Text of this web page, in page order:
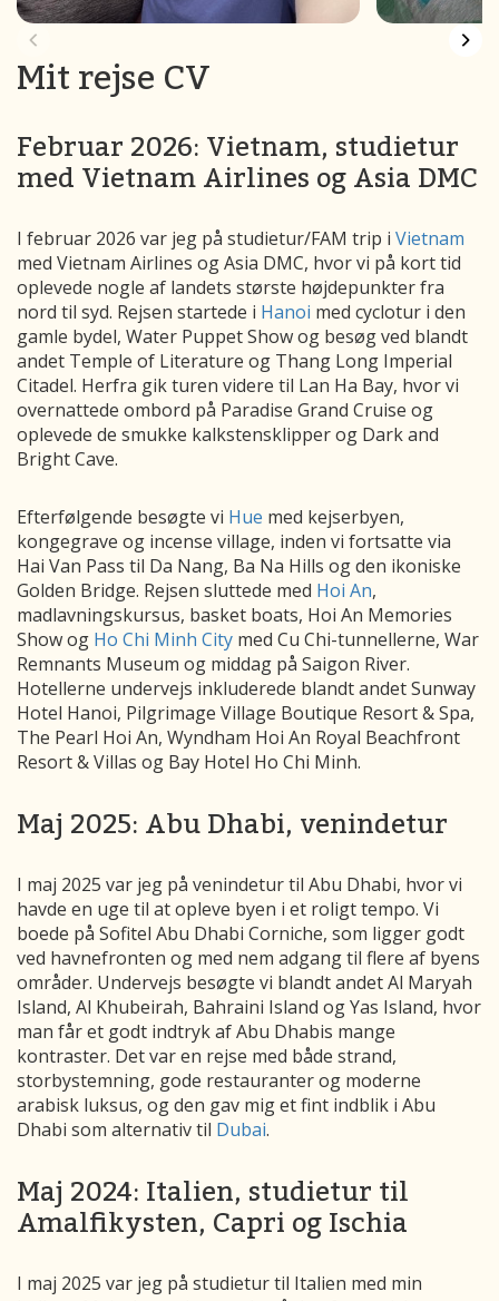
Mit rejse CV
Februar 2026: Vietnam, studietur
med Vietnam Airlines og Asia DMC
I februar 2026 var jeg på studietur/FAM trip i Vietnam
med Vietnam Airlines og Asia DMC, hvor vi på kort tid
oplevede nogle af landets største højdepunkter fra
nord til syd. Rejsen startede i Hanoi med cyclotur i den
gamle bydel, Water Puppet Show og besøg ved blandt
andet Temple of Literature og Thang Long Imperial
Citadel. Herfra gik turen videre til Lan Ha Bay, hvor vi
overnattede ombord på Paradise Grand Cruise og
oplevede de smukke kalkstensklipper og Dark and
Bright Cave.
Efterfølgende besøgte vi Hue med kejserbyen,
kongegrave og incense village, inden vi fortsatte via
Hai Van Pass til Da Nang, Ba Na Hills og den ikoniske
Golden Bridge. Rejsen sluttede med Hoi An,
madlavningskursus, basket boats, Hoi An Memories
Show og Ho Chi Minh City med Cu Chi-tunnellerne, War
Remnants Museum og middag på Saigon River.
Hotellerne undervejs inkluderede blandt andet Sunway
Hotel Hanoi, Pilgrimage Village Boutique Resort & Spa,
The Pearl Hoi An, Wyndham Hoi An Royal Beachfront
Resort & Villas og Bay Hotel Ho Chi Minh.
Maj 2025: Abu Dhabi, venindetur
I maj 2025 var jeg på venindetur til Abu Dhabi, hvor vi
havde en uge til at opleve byen i et roligt tempo. Vi
boede på Sofitel Abu Dhabi Corniche, som ligger godt
ved havnefronten og med nem adgang til flere af byens
områder. Undervejs besøgte vi blandt andet Al Maryah
Island, Al Khubeirah, Bahraini Island og Yas Island, hvor
man får et godt indtryk af Abu Dhabis mange
kontraster. Det var en rejse med både strand,
storbystemning, gode restauranter og moderne
arabisk luksus, og den gav mig et fint indblik i Abu
Dhabi som alternativ til Dubai.
Maj 2024: Italien, studietur til
Amalfikysten, Capri og Ischia
I maj 2025 var jeg på studietur til Italien med min